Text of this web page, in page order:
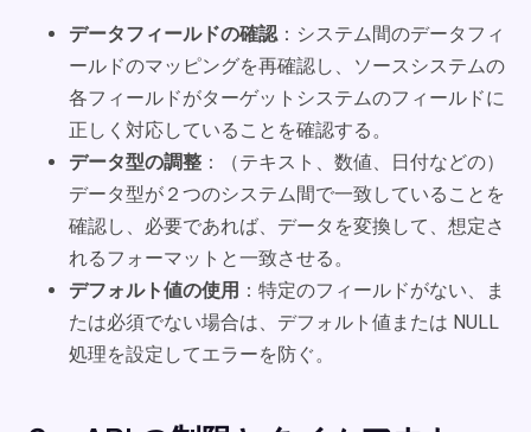
データフィールドの確認：システム間のデータフィ
ールドのマッピングを再確認し、ソースシステムの
各フィールドがターゲットシステムのフィールドに
正しく対応していることを確認する。
データ型の調整 ：（テキスト、数値、日付などの）
データ型が２つのシステム間で一致していることを
確認し、必要であれば、データを変換して、想定さ
れるフォーマットと一致させる。
デフォルト値の使用 ：特定のフィールドがない、ま
たは必須でない場合は、デフォルト値または NULL
処理を設定してエラーを防ぐ。